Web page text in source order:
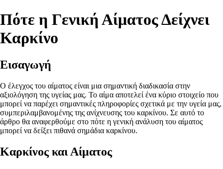
Πότε η Γενική Αίματος Δείχνει
Καρκίνο
Εισαγωγή
Ο έλεγχος του αίματος είναι μια σημαντική διαδικασία στην
αξιολόγηση της υγείας μας. Το αίμα αποτελεί ένα κύριο στοιχείο που
μπορεί να παρέχει σημαντικές πληροφορίες σχετικά με την υγεία μας,
συμπεριλαμβανομένης της ανίχνευσης του καρκίνου. Σε αυτό το
άρθρο θα αναφερθούμε στο πότε η γενική ανάλυση του αίματος
μπορεί να δείξει πιθανά σημάδια καρκίνου.
Καρκίνος και Αίματος